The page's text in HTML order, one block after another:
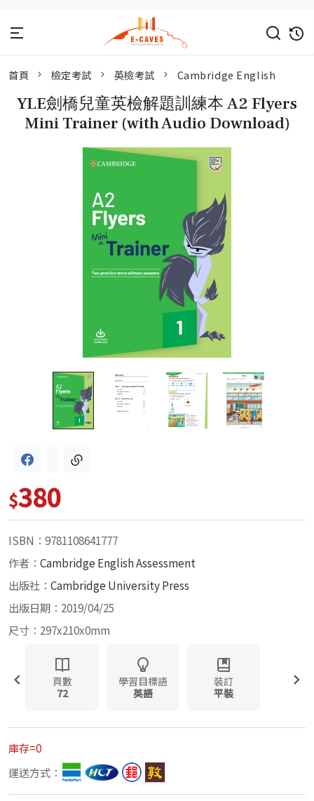
首頁 檢定考試 英檢考試 Cambridge English
YLE劍橋兒童英檢解題訓練本 A2 Flyers
Mini Trainer (with Audio Download)
$380
ISBN：9781108641777
作者： Cambridge English Assessment
出版社： Cambridge University Press
出版日期：2019/04/25
尺寸：297x210x0mm
頁數
72
學習目標語
英語
裝訂
平裝
庫存=0
運送方式：